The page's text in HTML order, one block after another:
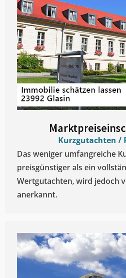
Kurzgutachten /
Das weniger umfangreiche
preisgünstiger als ein
Wertgutachten, wird jedoch
anerkannt.